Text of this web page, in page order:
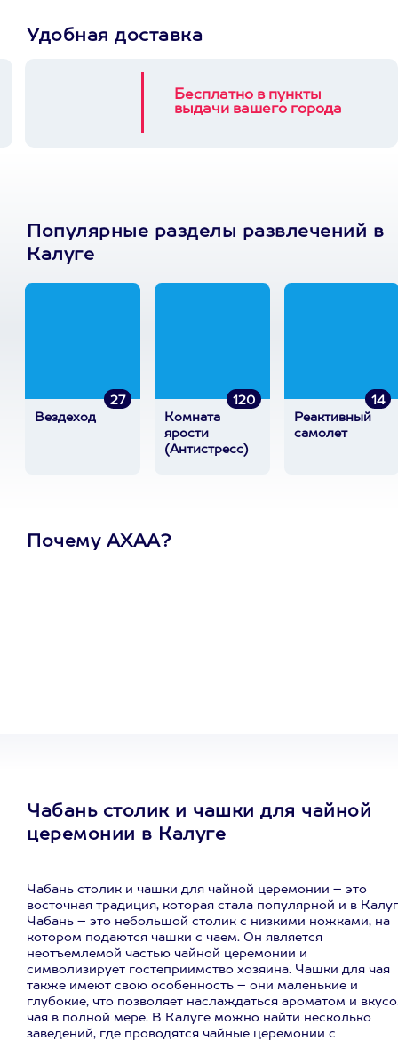
Удобная доставка
Бесплатно в пункты
выдачи вашего города
Популярные разделы развлечений в
Калуге
27
Вездеход
120
Комната
ярости
(Антистресс)
14
Реактивный
самолет
Почему АХАА?
Чабань столик и чашки для чайной
церемонии в Калуге
Чабань столик и чашки для чайной церемонии – это
восточная традиция, которая стала популярной и в
Чабань – это небольшой столик с низкими ножками, на
котором подаются чашки с чаем. Он является
неотъемлемой частью чайной церемонии и
символизирует гостеприимство хозяина. Чашки для чая
также имеют свою особенность – они маленькие и
глубокие, что позволяет наслаждаться ароматом и
чая в полной мере. В Калуге можно найти несколько
заведений, где проводятся чайные церемонии с